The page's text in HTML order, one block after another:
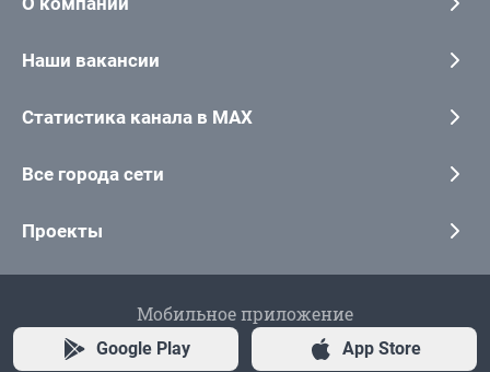
Наши вакансии
Статистика канала в MAX
Все города сети
Проекты
Мобильное приложение
Google Play App Store